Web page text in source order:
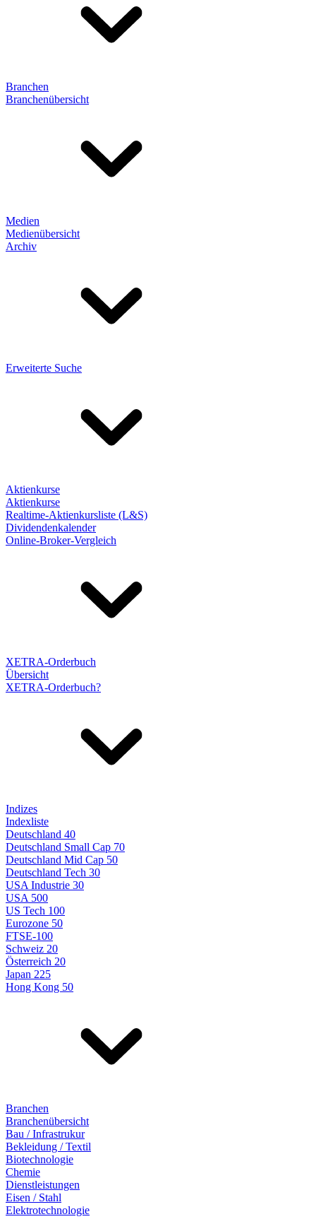
Branchen
Branchenübersicht
Medien
Medienübersicht
Archiv
Erweiterte Suche
Aktienkurse
Aktienkurse
Realtime-Aktienkursliste (L&S)
Dividendenkalender
Online-Broker-Vergleich
XETRA-Orderbuch
Übersicht
XETRA-Orderbuch?
Indizes
Indexliste
Deutschland 40
Deutschland Small Cap 70
Deutschland Mid Cap 50
Deutschland Tech 30
USA Industrie 30
USA 500
US Tech 100
Eurozone 50
FTSE-100
Schweiz 20
Österreich 20
Japan 225
Hong Kong 50
Branchen
Branchenübersicht
Bau / Infrastrukur
Bekleidung / Textil
Biotechnologie
Chemie
Dienstleistungen
Eisen / Stahl
Elektrotechnologie